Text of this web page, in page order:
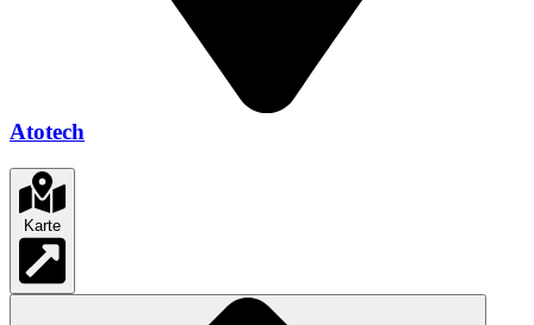
Atotech
Karte